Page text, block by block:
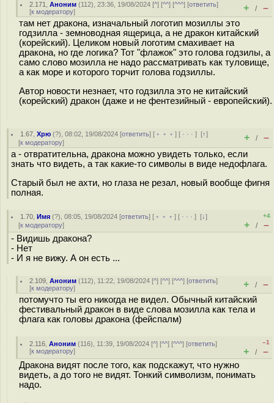
2.171 ,Аноним (112), 23:36, 19/08/2024 [^] [^^] [^^^] [ответить]
[к модератору] + / –
там нет дракона, изначальный логотип мозиллы это
годзилла - земноводная ящерица, а не дракон китайский
(корейский). Целиком новый логотим смахивает на
дракона, но где логика? Тот "флажок" это голова годзилы, а
само слово мозилла не надо рассматривать как туловище,
а как море и которого торчит голова годзиллы.
Автор новости незнает, что годзилла это не китайский
(корейский) дракон (даже и не фентезийный - европейский).
1.67 ,Хрю (?), 08:02, 19/08/2024 [ответить] [ ﹢﹢﹢] [ · · ·][↑]
[к модератору] + / –
a - отвратительна, дракона можно увидеть только, если
знать что видеть, а так какие-то символы в виде недофлага.
Старый был не ахти, но глаза не резал, новый вообще фигня
полная.
1.70 ,Имя (?), 08:05, 19/08/2024 [ответить] [ ﹢﹢﹢] [ · · ·][↓]
[к модератору]
+4
+ / –
- Видишь дракона?
- Нет
- И я не вижу. А он есть ...
2.109 ,Аноним (112), 11:22, 19/08/2024 [^] [^^] [^^^] [ответить]
[к модератору] + / –
потомучто ты его никогда не видел. Обычный китайский
фестивальный дракон в виде слова мозилла как тела и
флага как головы дракона (фейспалм)
2.116 ,Аноним (116), 11:39, 19/08/2024 [^] [^^] [^^^] [ответить]
[к модератору]
–1
+ / –
Дракона видят после того, как подскажут, что нужно
видеть, а до того не видят. Тонкий символизм, понимать
надо.